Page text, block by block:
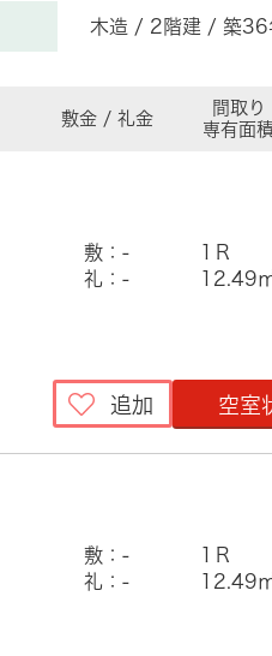
木造 / 2階建 / 築36
敷金 / 礼金
間取り
専有面
敷：-
礼：-
1Ｒ
12.49
追加 空室
敷：-
礼：-
1Ｒ
12.49